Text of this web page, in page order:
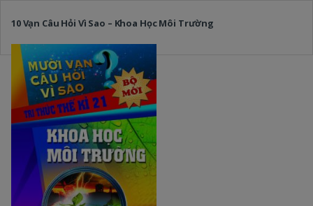
10 Vạn Câu Hỏi Vì Sao – Khoa Học Môi Trường